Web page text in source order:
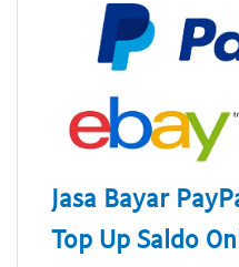
Jasa Bayar
Top Up Saldo